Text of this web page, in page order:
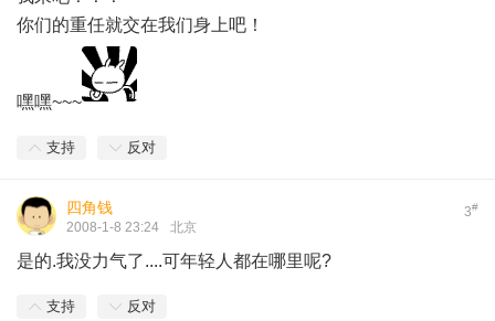
你们的重任就交在我们身上吧！
嘿嘿~~~
支持 反对
3#
四角钱
2008-1-8 23:24 北京
是的.我没力气了....可年轻人都在哪里呢?
支持 反对